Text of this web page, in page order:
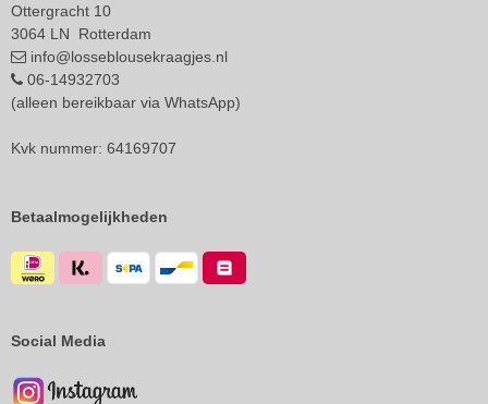
Ottergracht 10
3064 LN Rotterdam
info@losseblousekraagjes.nl
06-14932703
(alleen bereikbaar via WhatsApp)
Kvk nummer: 64169707
Betaalmogelijkheden
Social Media